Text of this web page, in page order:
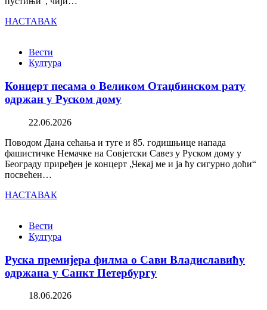
НАСТАВАК
Вести
Култура
Концерт песама о Великом Отаџбинском рату
одржан у Руском дому
22.06.2026
Поводом Дана сећања и туге и 85. годишњице напада
фашистичке Немачке на Совјетски Савез у Руском дому у
Београду приређен је концерт „Чекај ме и ја ћу сигурно доћи“
посвећен…
НАСТАВАК
Вести
Култура
Руска премијера филма о Сави Владиславићу
одржана у Санкт Петербургу
18.06.2026